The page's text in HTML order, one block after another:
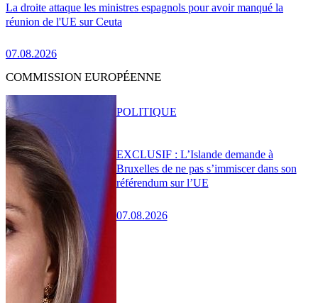
La droite attaque les ministres espagnols pour avoir manqué la
réunion de l'UE sur Ceuta
07.08.2026
COMMISSION EUROPÉENNE
EXCLUSIF : L’Islande demande à
Bruxelles de ne pas s’immiscer dans son
référendum sur l’UE
07.08.2026
POLITIQUE